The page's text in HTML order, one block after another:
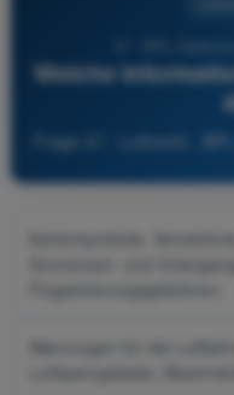
Welche
Frage 37 - Luftrecht -